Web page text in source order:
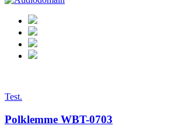
Test.
Polklemme WBT-0703